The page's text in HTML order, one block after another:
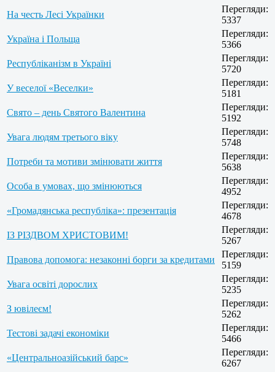
На честь Лесі Українки
Перегляди:
5337
Україна і Польща
Перегляди:
5366
Республіканізм в Україні
Перегляди:
5720
У веселої «Веселки»
Перегляди:
5181
Свято – день Святого Валентина
Перегляди:
5192
Увага людям третього віку
Перегляди:
5748
Потреби та мотиви змінювати життя
Перегляди:
5638
Особа в умовах, що змінюються
Перегляди:
4952
«Громадянська республіка»: презентація
Перегляди:
4678
ІЗ РІЗДВОМ ХРИСТОВИМ!
Перегляди:
5267
Правова допомога: незаконні борги за кредитами
Перегляди:
5159
Увага освіті дорослих
Перегляди:
5235
З ювілеєм!
Перегляди:
5262
Тестові задачі економіки
Перегляди:
5466
«Центральноазійський барс»
Перегляди:
6267